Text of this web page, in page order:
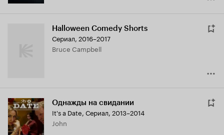
Halloween Comedy Shorts
Сериал, 2016–2017
Bruce Campbell
Однажды на свидании
It's a Date, Сериал, 2013–2014
John